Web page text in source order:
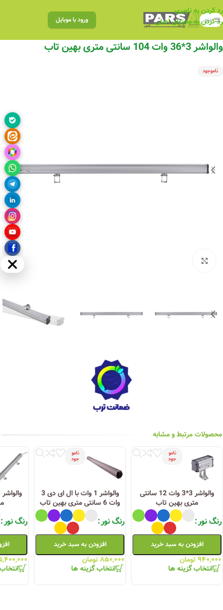
رد کردن به ناوبری
رد کردن به محتوای اصلی
منو ورود با موبایل
والواشر 3*36 وات 104 سانتی متری بهین تاب
ناموجود
محصولات مرتبط و مشابه
نامو
جود
والواشر 3*3 وات 12 سانتی
متری بهین تاب
رنگ نور
افزودن به سبد خرید
۹۴۰,۰۰۰تومان
انتخاب گزینه ها
نامو
جود
والواشر 1 وات با ال ای دی 3
وات 6 سانتی متری بهین تاب
رنگ نور
افزودن به سبد خرید
۸۵۰,۰۰۰تومان
انتخاب گزینه ها
رنگ نور